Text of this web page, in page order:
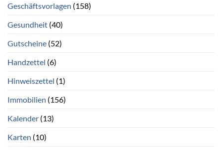
Geschäftsvorlagen (158)
Gesundheit (40)
Gutscheine (52)
Handzettel (6)
Hinweiszettel (1)
Immobilien (156)
Kalender (13)
Karten (10)